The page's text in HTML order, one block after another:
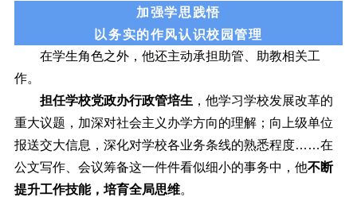
加强学思践悟
以务实的作风认识校园管理
在学生角色之外，他还主动承担助管、助教相关工
作。
担任学校党政办行政管培生 ，他学习学校发展改革的
重大议题，加深对社会主义办学方向的理解；向上级单位
报送交大信息，深化对学校各业务条线的熟悉程度……在
公文写作、会议筹备这一件件看似细小的事务中，他不断
提升工作技能，培育全局思维。